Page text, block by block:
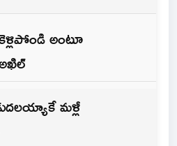
అంటూ
మళ్లీ